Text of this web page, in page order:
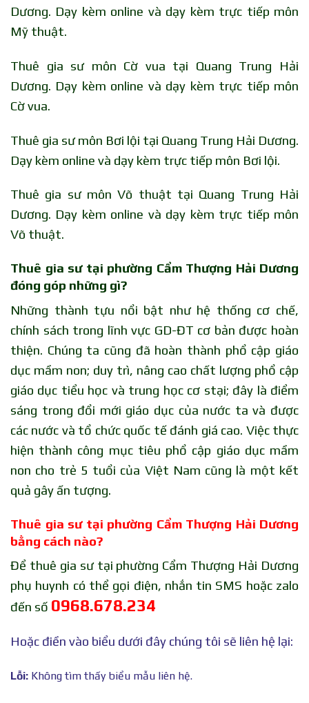
Dương. Dạy kèm online và dạy kèm trực tiếp môn
Mỹ thuật.
Thuê gia sư môn Cờ vua tại Quang Trung Hải
Dương. Dạy kèm online và dạy kèm trực tiếp môn
Cờ vua.
Thuê gia sư môn Bơi lội tại Quang Trung Hải Dương.
Dạy kèm online và dạy kèm trực tiếp môn Bơi lội.
Thuê gia sư môn Võ thuật tại Quang Trung Hải
Dương. Dạy kèm online và dạy kèm trực tiếp môn
Võ thuật.
Thuê gia sư tại phường Cẩm Thượng Hải Dương
đóng góp những gì?
Những thành tựu nổi bật như hệ thống cơ chế,
chính sách trong lĩnh vực GD-ĐT cơ bản được hoàn
thiện. Chúng ta cũng đã hoàn thành phổ cập giáo
dục mầm non; duy trì, nâng cao chất lượng phổ cập
giáo dục tiểu học và trung học cơ stại; đây là điểm
sáng trong đổi mới giáo dục của nước ta và được
các nước và tổ chức quốc tế đánh giá cao. Việc thực
hiện thành công mục tiêu phổ cập giáo dục mầm
non cho trẻ 5 tuổi của Việt Nam cũng là một kết
quả gây ấn tượng.
Thuê gia sư tại phường Cẩm Thượng Hải Dương
bằng cách nào?
Để thuê gia sư tại phường Cẩm Thượng Hải Dương
phụ huynh có thể gọi điện, nhắn tin SMS hoặc zalo
đến số 0968.678.234
Hoặc điền vào biểu dưới đây chúng tôi sẽ liên hệ lại:
Lỗi: Không tìm thấy biểu mẫu liên hệ.